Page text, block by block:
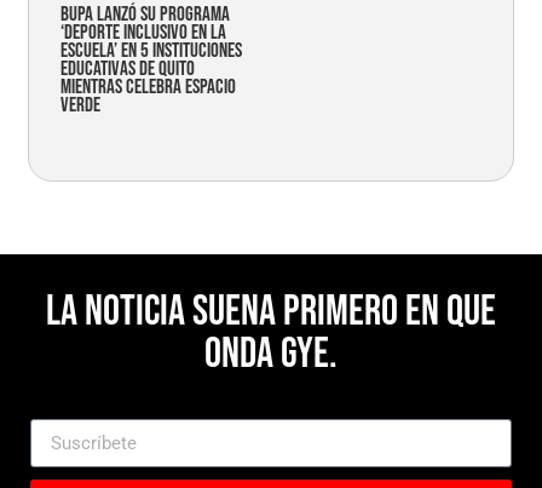
Bupa lanzó su programa
‘Deporte Inclusivo en la
Escuela’ en 5 instituciones
educativas de Quito
mientras celebra espacio
verde
La noticia suena primero en Que
Onda Gye.